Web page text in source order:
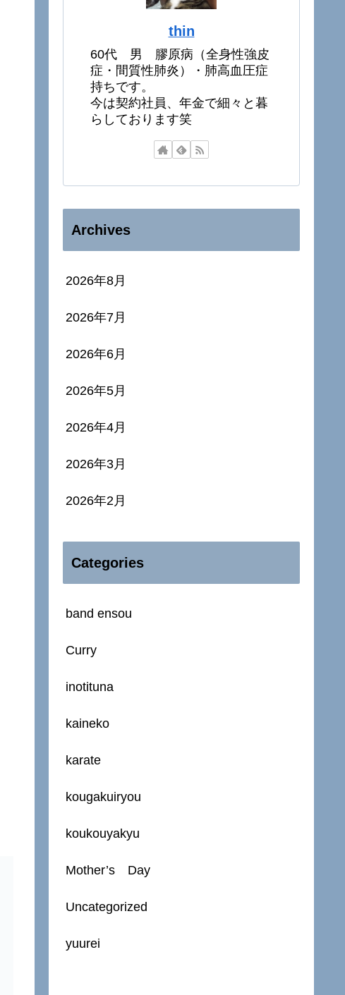
thin
60代 男 膠原病（全身性強皮
症・間質性肺炎）・肺高血圧症
持ちです。
今は契約社員、年金で細々と暮
らしております笑
Archives
2026年8月
2026年7月
2026年6月
2026年5月
2026年4月
2026年3月
2026年2月
Categories
band ensou
Curry
inotituna
kaineko
karate
kougakuiryou
koukouyakyu
Mother’s Day
Uncategorized
yuurei